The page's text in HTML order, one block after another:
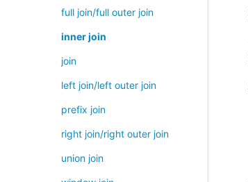
full join/full outer join
inner join
join
left join/left outer join
prefix join
right join/right outer join
union join